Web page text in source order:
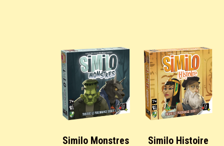
Similo Monstres Similo Histoire